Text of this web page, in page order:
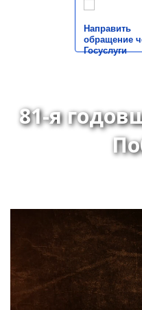
Направить
обращение
Госуслуги
81-я